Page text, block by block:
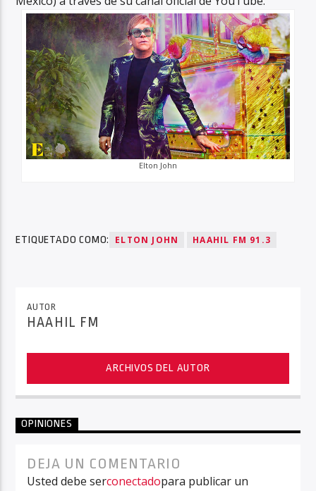
Elton John
ETIQUETADO COMO: ELTON JOHN HAAHIL FM 91.3
AUTOR
HAAHIL FM
ARCHIVOS DEL AUTOR
OPINIONES
DEJA UN COMENTARIO
Usted debe serconectadopara publicar un